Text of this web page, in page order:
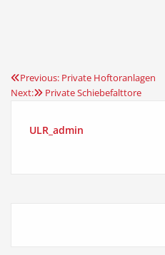
Beitragsnavigation
Previous: Private Hoftoranlagen
Next:
Private Schiebefalttore
ULR_admin